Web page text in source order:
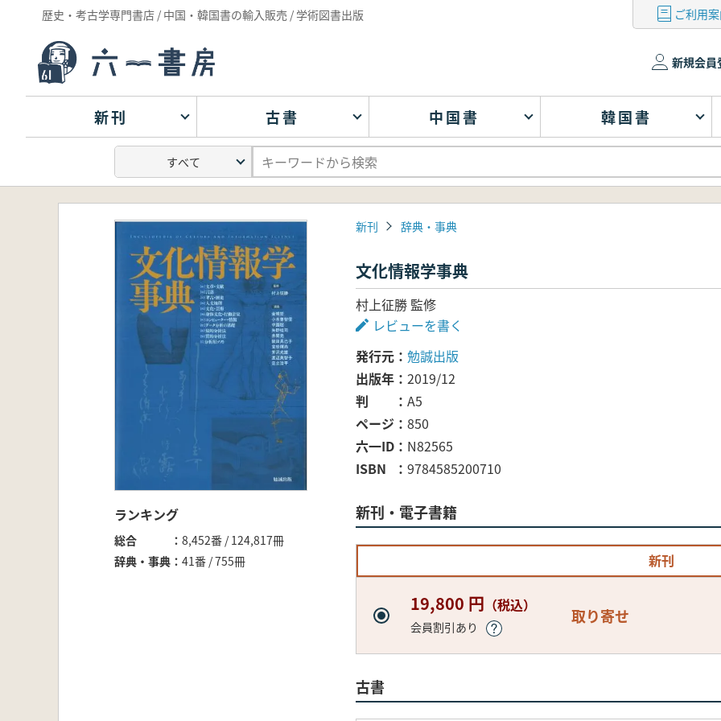
歴史・考古学専門書店 / 中国・韓国書の輸入販売 / 学術図書出版 ご利用
新規会員
新刊 古書 中国書 韓国書
ランキング
総合
8,452番 / 124,817冊
辞典・事典
41番 / 755冊
新刊 辞典・事典
文化情報学事典
村上征勝 監修
レビューを書く
発行元
勉誠出版
出版年
2019/12
判
A5
ページ
850
六一ID
N82565
ISBN
9784585200710
新刊・電子書籍
新刊
19,800 円 （税込）
会員割引あり
取り寄せ
古書